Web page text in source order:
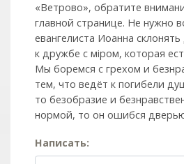
«Ветрово», обратите
главной странице. Не нужно
евангелиста Иоанна
к дружбе с мiром, которая
Мы боремся с грехом и
тем, что ведёт к погибели
то безобразие и
нормой, то он ошибся
Написать: